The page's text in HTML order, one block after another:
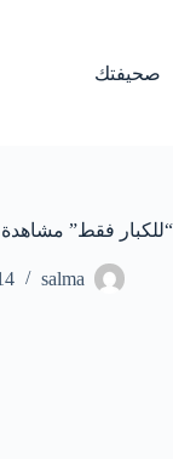
صحيفتك
“للكبار فقط” مشاهدة مقطع
salma
14